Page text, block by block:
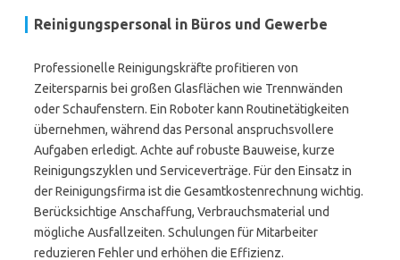
Reinigungspersonal in Büros und Gewerbe
Professionelle Reinigungskräfte profitieren von
Zeitersparnis bei großen Glasflächen wie Trennwänden
oder Schaufenstern. Ein Roboter kann Routinetätigkeiten
übernehmen, während das Personal anspruchsvollere
Aufgaben erledigt. Achte auf robuste Bauweise, kurze
Reinigungszyklen und Serviceverträge. Für den Einsatz in
der Reinigungsfirma ist die Gesamtkostenrechnung wichtig.
Berücksichtige Anschaffung, Verbrauchsmaterial und
mögliche Ausfallzeiten. Schulungen für Mitarbeiter
reduzieren Fehler und erhöhen die Effizienz.